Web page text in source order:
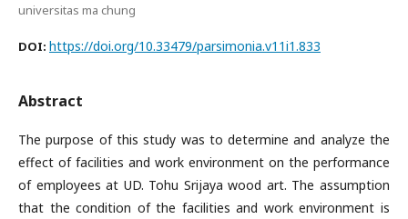
universitas ma chung
DOI: https://doi.org/10.33479/parsimonia.v11i1.833
Abstract
The purpose of this study was to determine and analyze the
effect of facilities and work environment on the performance
of employees at UD. Tohu Srijaya wood art. The assumption
that the condition of the facilities and work environment is